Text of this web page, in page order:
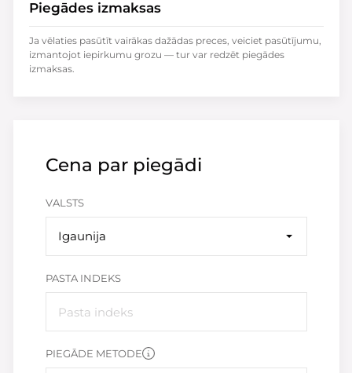
Cena par piegādi
VALSTS
Igaunija
PASTA INDEKS
PIEGĀDE METODE
Piegādes izmaksas
Ja vēlaties pasūtīt vairākas dažādas preces, veiciet pasūtījumu,
izmantojot iepirkumu grozu — tur var redzēt piegādes
izmaksas.